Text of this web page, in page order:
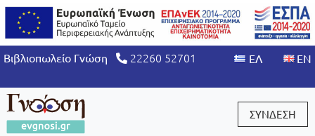
Βιβλιοπωλείο Γνώση 22260 52701
ΣΥΝΔΕΣΗ